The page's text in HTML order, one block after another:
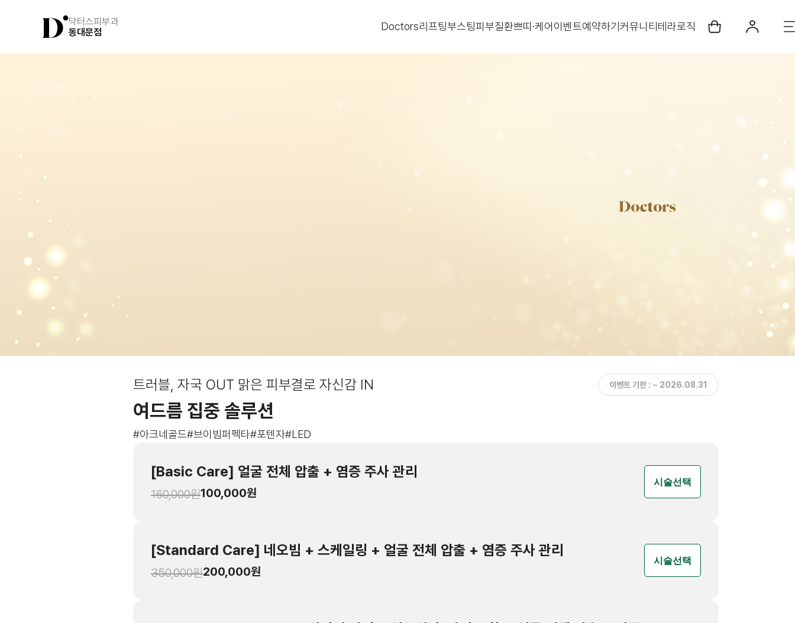
닥터스피부과
동대문점
Doctors리프팅부스팅피부질환쁘띠·케어 이벤트예약하기 커뮤니티 테라로직
트러블, 자국 OUT 맑은 피부결로 자신감 IN 이벤트 기한 : ~ 2026.08.31
여드름 집중 솔루션
#아크네골드#브이빔퍼펙타#포텐자#LED
[Basic Care] 얼굴 전체 압출 + 염증 주사 관리
160,000원100,000원
시술선택
[Standard Care] 네오빔 + 스케일링 + 얼굴 전체 압출 + 염증 주사 관리
350,000원200,000원
시술선택